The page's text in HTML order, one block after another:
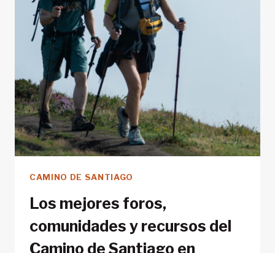
CAMINO DE SANTIAGO
Los mejores foros,
comunidades y recursos del
Camino de Santiago en